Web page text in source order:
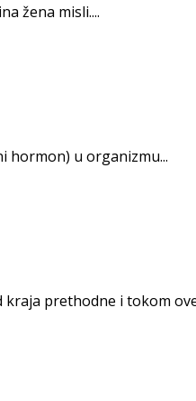
žena misli....
hormon) u organizmu...
prethodne i tokom